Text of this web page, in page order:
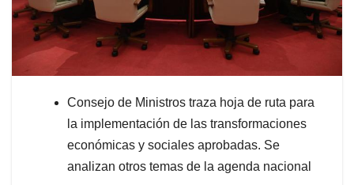
Consejo de Ministros traza hoja de ruta para
la implementación de las transformaciones
económicas y sociales aprobadas. Se
analizan otros temas de la agenda nacional